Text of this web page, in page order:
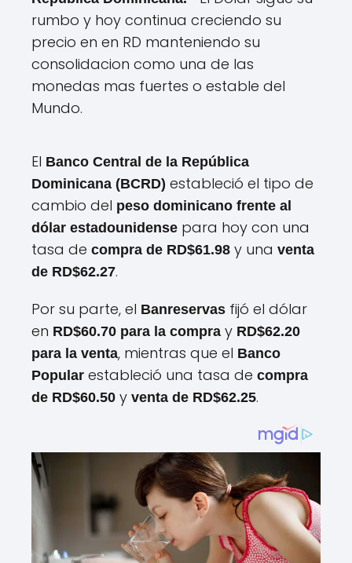
rumbo y hoy continua creciendo su
precio en en RD manteniendo su
consolidacion como una de las
monedas mas fuertes o estable del
Mundo.
El Banco Central de la República
Dominicana (BCRD) estableció el tipo de
cambio del peso dominicano frente al
dólar estadounidense para hoy con una
tasa de compra de RD$61.98 y una venta
de RD$62.27.
Por su parte, el Banreservas fijó el dólar
en RD$60.70 para la compra y RD$62.20
para la venta, mientras que el Banco
Popular estableció una tasa de compra
de RD$60.50 y venta de RD$62.25.